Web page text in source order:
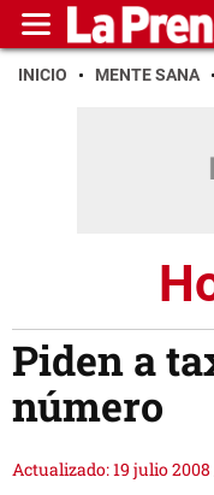
INICIO MENTE SANA
Piden a
número
Actualizado: 19 julio 2008